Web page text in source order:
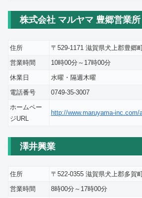
株式会社 マルヤマ 豊郷営業所
住所 〒529-1171 滋賀県犬上郡豊郷
営業時間
10時00分～17時00分
休業日
水曜・隔週木曜
電話番号
0749-35-3007
ホームペー
ジURL
http://www.maruyama-inc.com/
澤井興業
住所 〒522-0355 滋賀県犬上郡多賀
営業時間
8時00分～17時00分